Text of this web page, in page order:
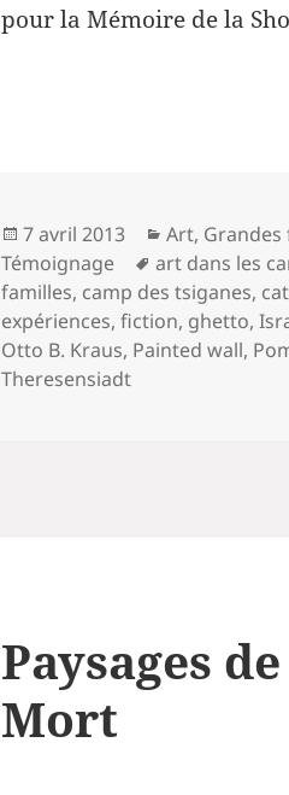
pour la Mémoire de la
Publié
le
7 avril 2013 Catégories
Art,
Témoignage
Mots-
clés
art dans les
familles, camp des tsiganes,
expériences,fiction, ghetto,
Otto B. Kraus, Painted wall,
Theresensiadt
Paysages
Mort